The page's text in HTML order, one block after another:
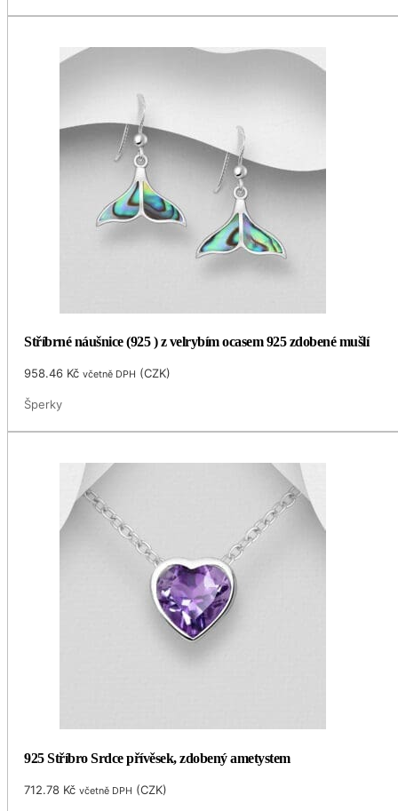
Stříbrné náušnice (925 ) z velrybím ocasem 925 zdobené mušlí
958.46 Kč včetně DPH (CZK)
Šperky
925 Stříbro Srdce přívěsek, zdobený ametystem
712.78 Kč včetně DPH (CZK)